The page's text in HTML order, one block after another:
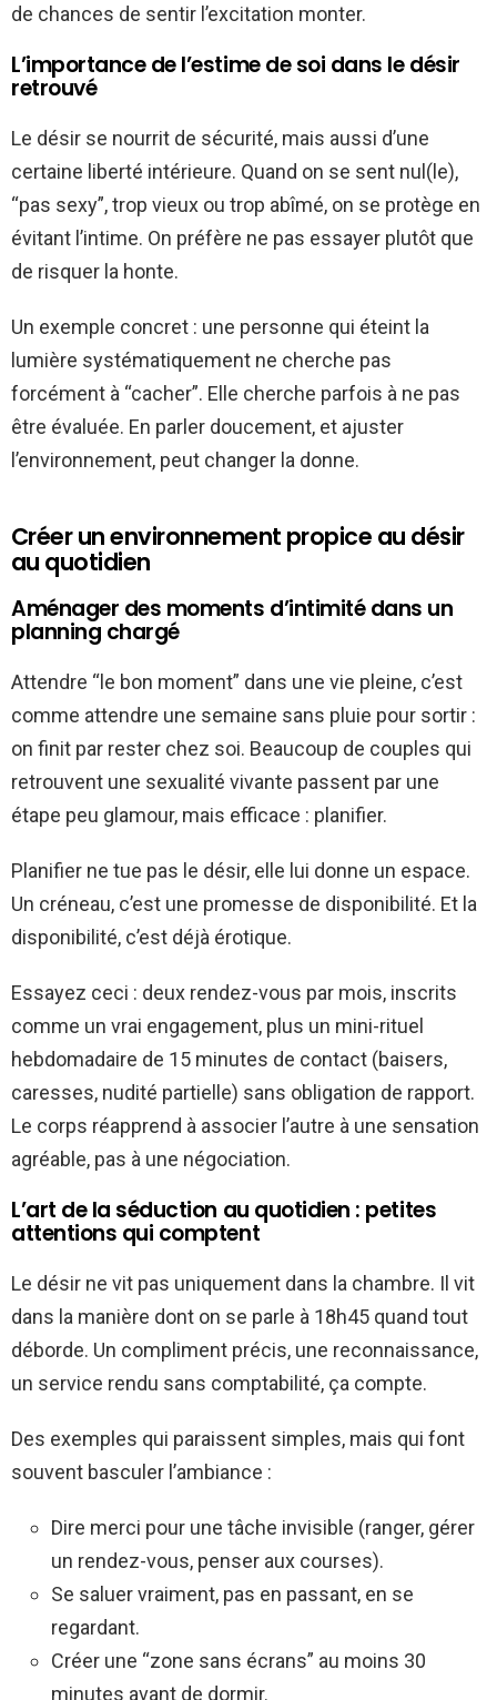
de chances de sentir l’excitation monter.
L’importance de l’estime de soi dans le désir
retrouvé
Le désir se nourrit de sécurité, mais aussi d’une
certaine liberté intérieure. Quand on se sent nul(le),
“pas sexy”, trop vieux ou trop abîmé, on se protège en
évitant l’intime. On préfère ne pas essayer plutôt que
de risquer la honte.
Un exemple concret : une personne qui éteint la
lumière systématiquement ne cherche pas
forcément à “cacher”. Elle cherche parfois à ne pas
être évaluée. En parler doucement, et ajuster
l’environnement, peut changer la donne.
Créer un environnement propice au désir
au quotidien
Aménager des moments d’intimité dans un
planning chargé
Attendre “le bon moment” dans une vie pleine, c’est
comme attendre une semaine sans pluie pour sortir :
on finit par rester chez soi. Beaucoup de couples qui
retrouvent une sexualité vivante passent par une
étape peu glamour, mais efficace : planifier.
Planifier ne tue pas le désir, elle lui donne un espace.
Un créneau, c’est une promesse de disponibilité. Et la
disponibilité, c’est déjà érotique.
Essayez ceci : deux rendez-vous par mois, inscrits
comme un vrai engagement, plus un mini-rituel
hebdomadaire de 15 minutes de contact (baisers,
caresses, nudité partielle) sans obligation de rapport.
Le corps réapprend à associer l’autre à une sensation
agréable, pas à une négociation.
L’art de la séduction au quotidien : petites
attentions qui comptent
Le désir ne vit pas uniquement dans la chambre. Il vit
dans la manière dont on se parle à 18h45 quand tout
déborde. Un compliment précis, une reconnaissance,
un service rendu sans comptabilité, ça compte.
Des exemples qui paraissent simples, mais qui font
souvent basculer l’ambiance :
Dire merci pour une tâche invisible (ranger, gérer
un rendez-vous, penser aux courses).
Se saluer vraiment, pas en passant, en se
regardant.
Créer une “zone sans écrans” au moins 30
minutes avant de dormir.